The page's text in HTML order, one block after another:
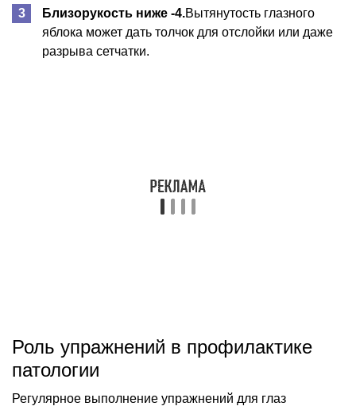
Близорукость ниже -4.Вытянутость глазного
яблока может дать толчок для отслойки или даже
разрыва сетчатки.
Роль упражнений в профилактике
патологии
Регулярное выполнение упражнений для глаз